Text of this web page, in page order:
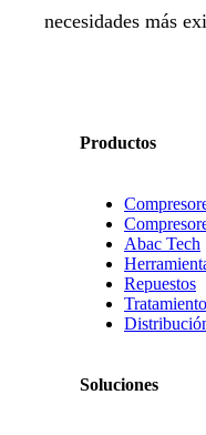
necesidades más
Productos
Abac Tech
Repuestos
Soluciones